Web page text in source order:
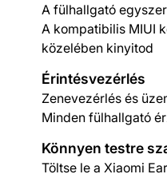
A fülhallgató
A kompatibilis MIUI
közelében kinyitod
Érintésvezérlés
Zenevezérlés és
Minden fülhallgató
Könnyen testre
Töltse le a Xiaomi